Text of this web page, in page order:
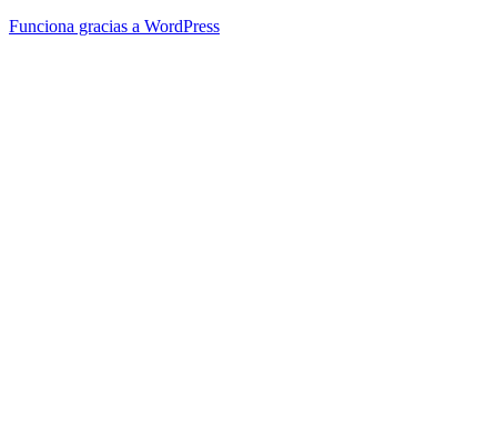
Funciona gracias a WordPress